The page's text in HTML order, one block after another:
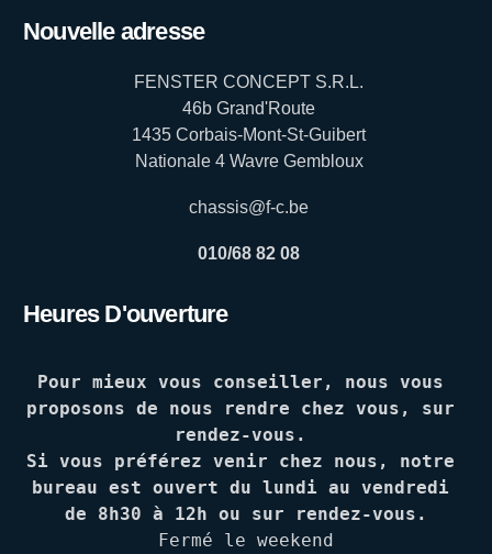
Nouvelle adresse
FENSTER CONCEPT S.R.L.
46b Grand'Route
1435 Corbais-Mont-St-Guibert
Nationale 4 Wavre Gembloux
chassis@f-c.be
010/68 82 08
Heures D'ouverture
Pour mieux vous conseiller, nous vous
proposons de nous rendre chez vous, sur
rendez-vous.
Si vous préférez venir chez nous, notre
bureau est ouvert du lundi au vendredi
de 8h30 à 12h ou sur rendez-vous.
Fermé le weekend